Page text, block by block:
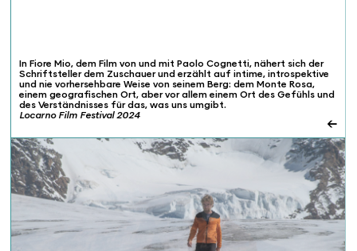
In Fiore Mio, dem Film von und mit Paolo Cognetti, nähert sich der
Schriftsteller dem Zuschauer und erzählt auf intime, introspektive
und nie vorhersehbare Weise von seinem Berg: dem Monte Rosa,
einem geografischen Ort, aber vor allem einem Ort des Gefühls und
des Verständnisses für das, was uns umgibt.
Locarno Film Festival 2024
←